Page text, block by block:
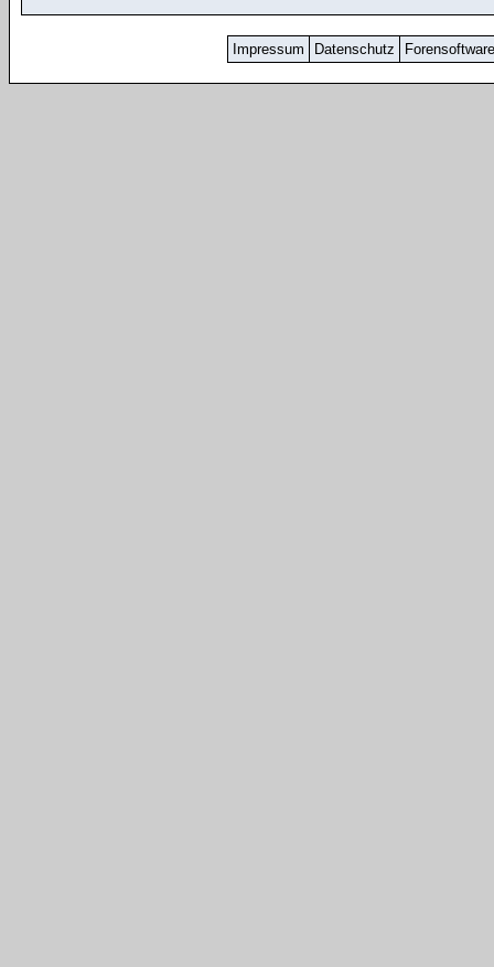
Impressum Datenschutz